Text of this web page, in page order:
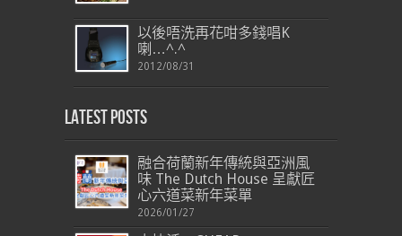
以後唔洗再花咁多錢唱K
喇…^.^
2012/08/31
Latest Posts
融合荷蘭新年傳統與亞洲風
味 The Dutch House 呈獻匠
心六道菜新年菜單
2026/01/27